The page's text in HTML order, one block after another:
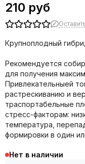
210 руб
Крупноплодный
Рекомендуется
для получения
Привлекательныей
растрескиванию и
траспортабельные
стресс-факторам:
температура,
формировки в один
Нет в наличии